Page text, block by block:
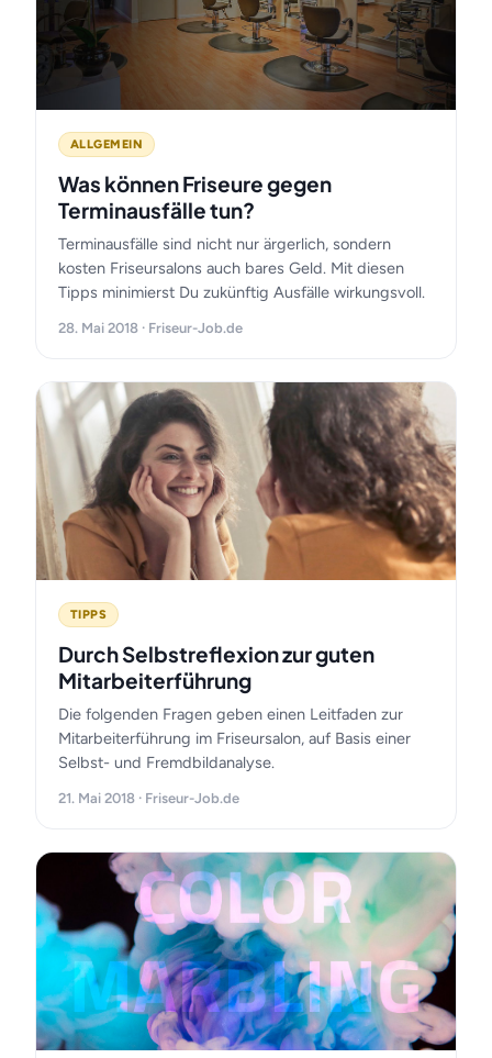
ALLGEMEIN
Was können Friseure gegen
Terminausfälle tun?
Terminausfälle sind nicht nur ärgerlich, sondern
kosten Friseursalons auch bares Geld. Mit diesen
Tipps minimierst Du zukünftig Ausfälle wirkungsvoll.
28. Mai 2018 · Friseur-Job.de
TIPPS
Durch Selbstreflexion zur guten
Mitarbeiterführung
Die folgenden Fragen geben einen Leitfaden zur
Mitarbeiterführung im Friseursalon, auf Basis einer
Selbst- und Fremdbildanalyse.
21. Mai 2018 · Friseur-Job.de